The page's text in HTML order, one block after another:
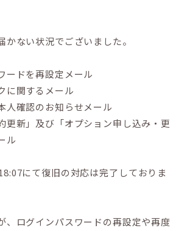
かない状況でございました。
ードを再設定メール
に関するメール
人確認のお知らせメール
更新」及び「オプション申し込み・更
ル
にて復旧の対応は完了しておりま
、ログインパスワードの再設定や再度